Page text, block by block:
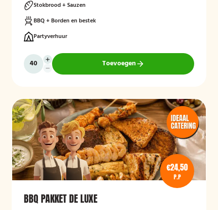
Stokbrood + Sauzen
BBQ + Borden en bestek
Partyverhuur
Toevoegen
€24,50
P.P
BBQ PAKKET DE LUXE